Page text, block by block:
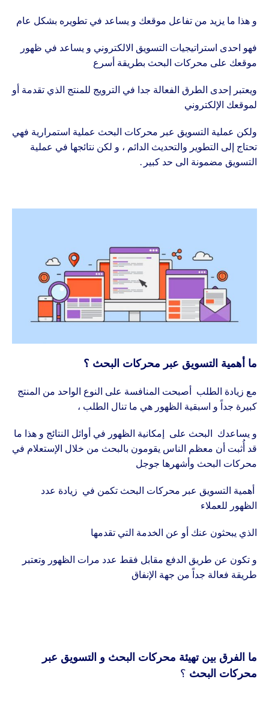
و هذا ما يزيد من تفاعل موقعك و يساعد في تطويره بشكل عام
فهو احدى استراتيجيات التسويق الالكتروني و يساعد في ظهور
موقعك على محركات البحث بطريقة أسرع
ويعتبر إحدى الطرق الفعالة جدا في الترويج للمنتج الذي تقدمة أو
لموقعك الإلكتروني
ولكن عملية التسويق عبر محركات البحث عملية استمرارية فهي
تحتاج إلى التطوير والتحديث الدائم ، و لكن نتائجها في عملية
التسويق مضمونة الى حد كبير .
ما أهمية التسويق عبر محركات البحث ؟
مع زيادة الطلب أصبحت المنافسة على النوع الواحد من المنتج
كبيرة جداً و اسبقية الظهور هي ما تنال الطلب ،
و يساعدك البحث على إمكانية الظهور في أوائل النتائج و هذا ما
قد أُثبت أن معظم الناس يقومون بالبحث من خلال الإستعلام في
محركات البحث وأشهرها جوجل
أهمية التسويق عبر محركات البحث تكمن في زيادة عدد
الظهور للعملاء
الذي يبحثون عنك أو عن الخدمة التي تقدمها
و تكون عن طريق الدفع مقابل فقط عدد مرات الظهور وتعتبر
طريقة فعالة جداً من جهة الإنفاق
ما الفرق بين تهيئة محركات البحث و التسويق عبر
محركات البحث ؟